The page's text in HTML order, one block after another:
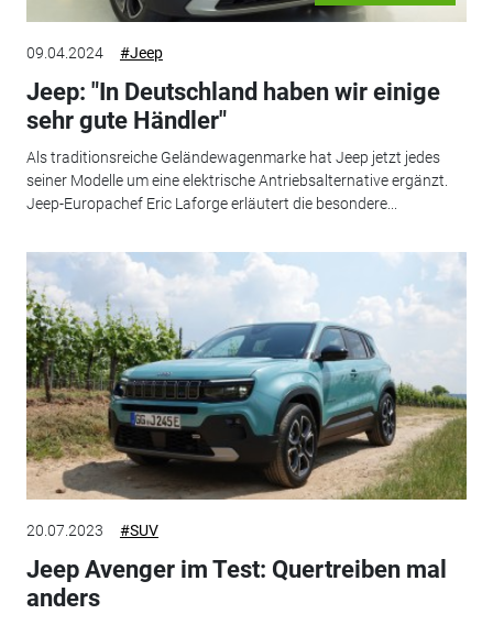
09.04.2024 #Jeep
Jeep: "In Deutschland haben wir einige
sehr gute Händler"
Als traditionsreiche Geländewagenmarke hat Jeep jetzt jedes
seiner Modelle um eine elektrische Antriebsalternative ergänzt.
Jeep-Europachef Eric Laforge erläutert die besondere...
20.07.2023 #SUV
Jeep Avenger im Test: Quertreiben mal
anders